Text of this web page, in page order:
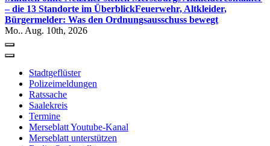
– die 13 Standorte im ÜberblickFeuerwehr, Altkleider,
Bürgermelder: Was den Ordnungsausschuss bewegt
Mo.. Aug. 10th, 2026
Stadtgeflüster
Polizeimeldungen
Ratssache
Saalekreis
Termine
Merseblatt Youtube-Kanal
Merseblatt unterstützen